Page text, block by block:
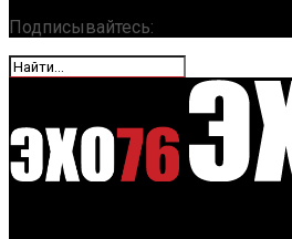
Подписывайтесь: